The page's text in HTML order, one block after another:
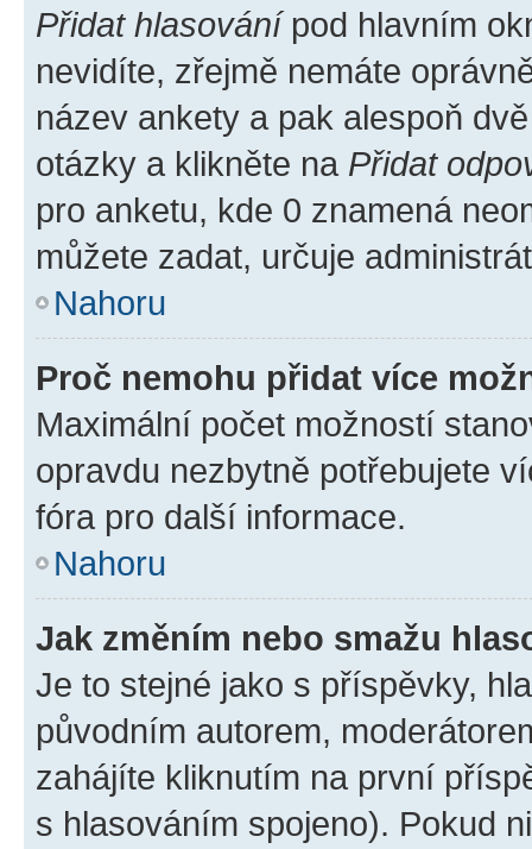
Přidat hlasovánípod hlavním
nevidíte, zřejmě nemáte
název ankety a pak alespoň
otázky a klikněte na Přidat
pro anketu, kde 0 znamená
můžete zadat, určuje
Nahoru
Proč nemohu přidat více
Maximální počet možností
opravdu nezbytně potřebujete
fóra pro další informace.
Nahoru
Jak změním nebo smažu
Je to stejné jako s příspěvky,
původním autorem,
zahájíte kliknutím na první
s hlasováním spojeno). Pokud